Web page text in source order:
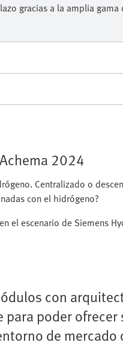
gracias a la amplia gama
2024
Centralizado o
con el hidrógeno?
el escenario de Siemens
con
para poder
de mercado